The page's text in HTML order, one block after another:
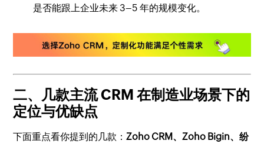
是否能跟上企业未来 3–5 年的规模变化。
二、几款主流 CRM 在制造业场景下的
定位与优缺点
下面重点看你提到的几款：Zoho CRM、Zoho Bigin、纷